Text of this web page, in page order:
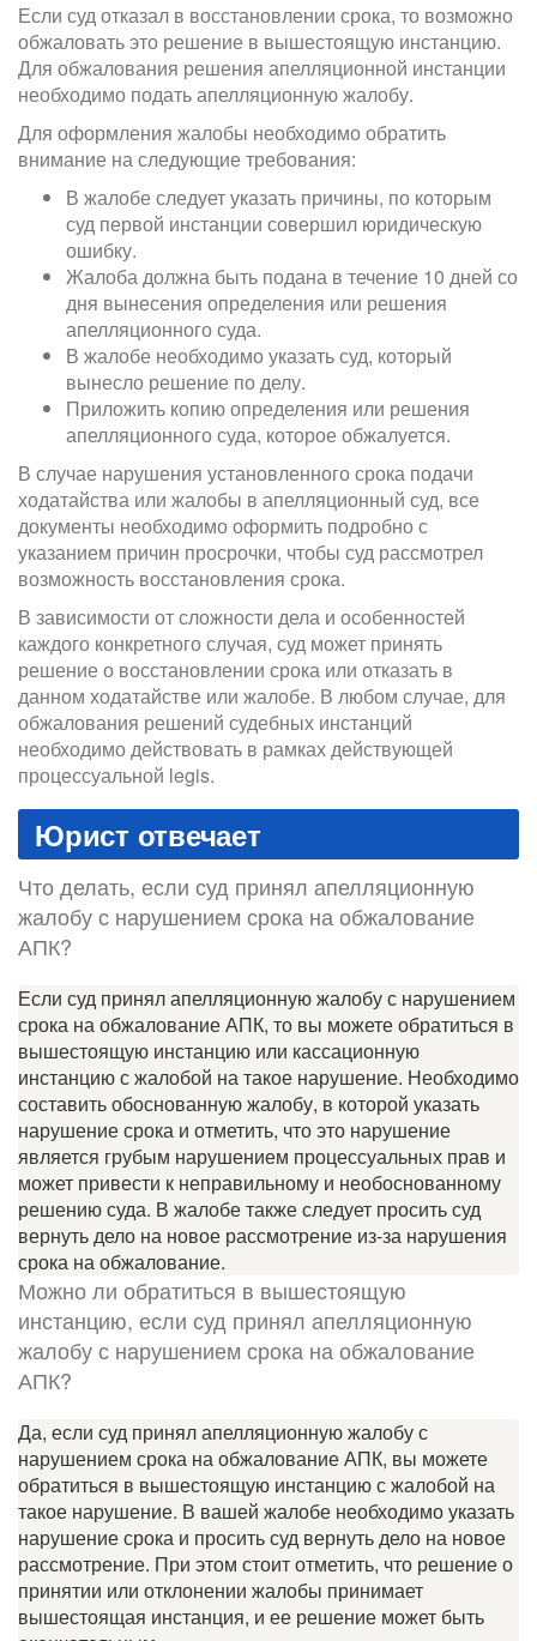
Если суд отказал в восстановлении срока, то возможно
обжаловать это решение в вышестоящую инстанцию.
Для обжалования решения апелляционной инстанции
необходимо подать апелляционную жалобу.
Для оформления жалобы необходимо обратить
внимание на следующие требования:
В жалобе следует указать причины, по которым
суд первой инстанции совершил юридическую
ошибку.
Жалоба должна быть подана в течение 10 дней со
дня вынесения определения или решения
апелляционного суда.
В жалобе необходимо указать суд, который
вынесло решение по делу.
Приложить копию определения или решения
апелляционного суда, которое обжалуется.
В случае нарушения установленного срока подачи
ходатайства или жалобы в апелляционный суд, все
документы необходимо оформить подробно с
указанием причин просрочки, чтобы суд рассмотрел
возможность восстановления срока.
В зависимости от сложности дела и особенностей
каждого конкретного случая, суд может принять
решение о восстановлении срока или отказать в
данном ходатайстве или жалобе. В любом случае, для
обжалования решений судебных инстанций
необходимо действовать в рамках действующей
процессуальной legis.
Юрист отвечает
Что делать, если суд принял апелляционную
жалобу с нарушением срока на обжалование
АПК?
Если суд принял апелляционную жалобу с нарушением
срока на обжалование АПК, то вы можете обратиться в
вышестоящую инстанцию или кассационную
инстанцию с жалобой на такое нарушение. Необходимо
составить обоснованную жалобу, в которой указать
нарушение срока и отметить, что это нарушение
является грубым нарушением процессуальных прав и
может привести к неправильному и необоснованному
решению суда. В жалобе также следует просить суд
вернуть дело на новое рассмотрение из-за нарушения
срока на обжалование.
Можно ли обратиться в вышестоящую
инстанцию, если суд принял апелляционную
жалобу с нарушением срока на обжалование
АПК?
Да, если суд принял апелляционную жалобу с
нарушением срока на обжалование АПК, вы можете
обратиться в вышестоящую инстанцию с жалобой на
такое нарушение. В вашей жалобе необходимо указать
нарушение срока и просить суд вернуть дело на новое
рассмотрение. При этом стоит отметить, что решение о
принятии или отклонении жалобы принимает
вышестоящая инстанция, и ее решение может быть